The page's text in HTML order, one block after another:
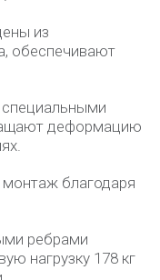
из
обеспечивают
деформацию
благодаря
ребрами
нагрузку 178 кг